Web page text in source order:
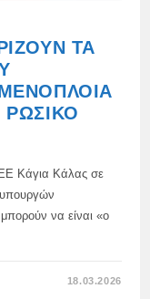
ΤΑ
Κάγια Κάλας σε
να είναι «ο
18.03.2026